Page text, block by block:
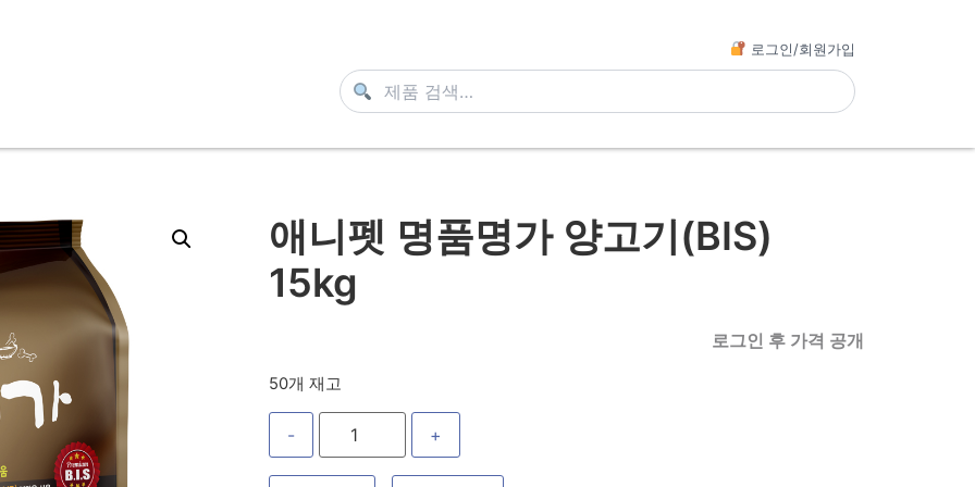
로그인/회원가입
애니펫 명품명가 양고기(BIS)
15kg
로그인 후 가격 공개
50개 재고
- +